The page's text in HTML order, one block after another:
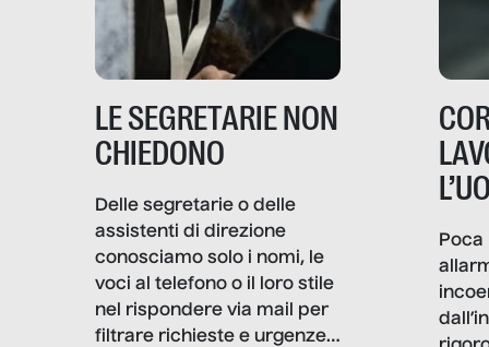
LE SEGRETARIE NON
CHIEDONO
Delle segretarie o delle
assistenti di direzione
conosciamo solo i nomi, le
voci al telefono o il loro stile
nel rispondere via mail per
filtrare richieste e urgenze. I